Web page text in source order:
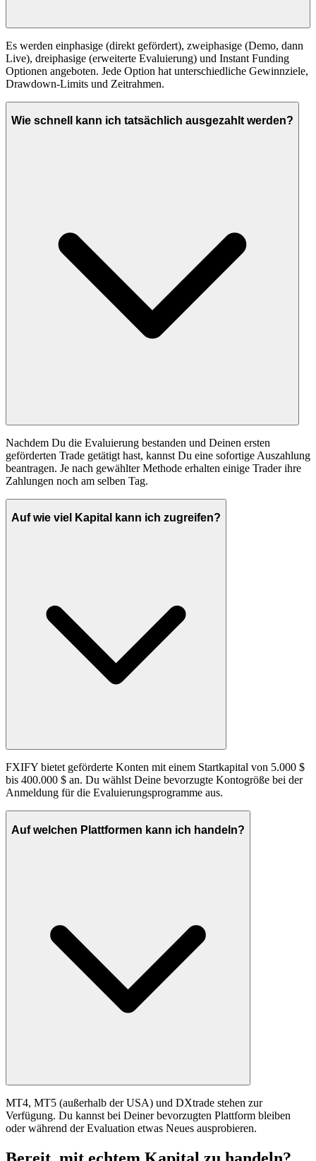
Es werden einphasige (direkt gefördert), zweiphasige (Demo, dann
Live), dreiphasige (erweiterte Evaluierung) und Instant Funding
Optionen angeboten. Jede Option hat unterschiedliche Gewinnziele,
Drawdown-Limits und Zeitrahmen.
Wie schnell kann ich tatsächlich ausgezahlt werden?
Nachdem Du die Evaluierung bestanden und Deinen ersten
geförderten Trade getätigt hast, kannst Du eine sofortige Auszahlung
beantragen. Je nach gewählter Methode erhalten einige Trader ihre
Zahlungen noch am selben Tag.
Auf wie viel Kapital kann ich zugreifen?
FXIFY bietet geförderte Konten mit einem Startkapital von 5.000 $
bis 400.000 $ an. Du wählst Deine bevorzugte Kontogröße bei der
Anmeldung für die Evaluierungsprogramme aus.
Auf welchen Plattformen kann ich handeln?
MT4, MT5 (außerhalb der USA) und DXtrade stehen zur
Verfügung. Du kannst bei Deiner bevorzugten Plattform bleiben
oder während der Evaluation etwas Neues ausprobieren.